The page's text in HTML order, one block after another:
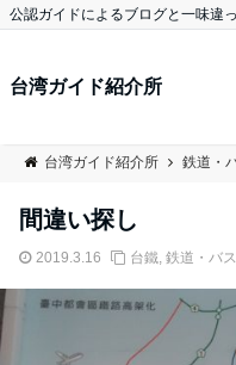
公認ガイドによるブログと一味違
台湾ガイド紹介所
台湾ガイド紹介所 鉄道・
間違い探し
2019.3.16 台鐵, 鉄道・バス